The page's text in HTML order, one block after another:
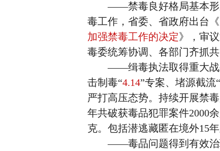
——禁毒良好格局基本形成
毒工作，省委、省政府出台《
加强禁毒工作的决定》，审
毒委统筹协调、各部门齐抓
——缉毒执法取得重大战
击制毒“4.14”专案、堵源截流“
严打高压态势。持续开展禁
年共破获毒品犯罪案件2000
克。包括潜逃藏匿在境外15
——毒品问题得到有效治